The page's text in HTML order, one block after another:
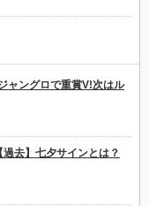
ャングロで重賞V!次はル
去】七夕サインとは？